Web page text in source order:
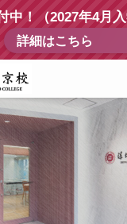
中！（2027年4月入
詳細はこちら